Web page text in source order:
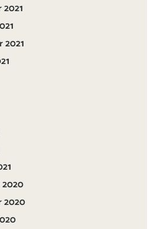
2021
2021
2020
2020